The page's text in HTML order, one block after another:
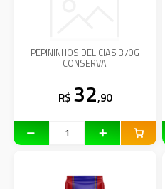
PEPININHOS DELICIAS 370G
CONSERVA
R$ 32,90